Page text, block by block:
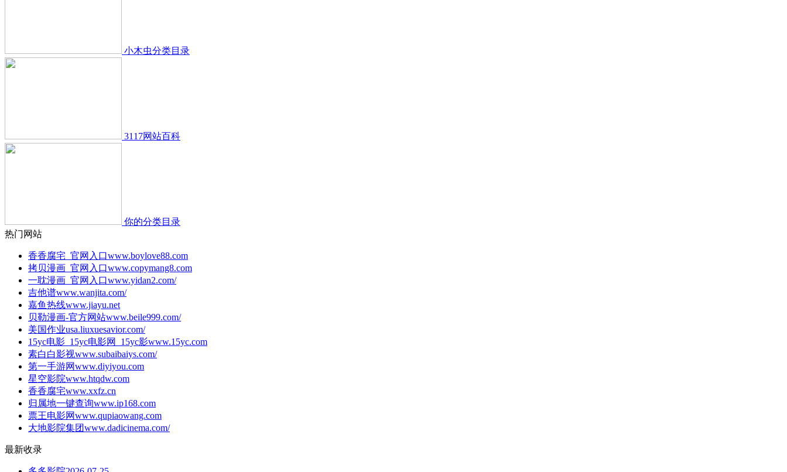
小木虫分类目录
3117网站百科
你的分类目录
热门网站
香香腐宅_官网入口www.boylove88.com
拷贝漫画_官网入口www.copymang8.com
一耽漫画_官网入口www.yidan2.com/
吉他谱www.wanjita.com/
嘉鱼热线www.jiayu.net
贝勒漫画-官方网站www.beile999.com/
美国作业usa.liuxuesavior.com/
15yc电影_15yc电影网_15yc影www.15yc.com
素白白影视www.subaibaiys.com/
第一手游网www.diyiyou.com
星空影院www.htqdw.com
香香腐宅www.xxfz.cn
归属地一键查询www.ip168.com
票王电影网www.qupiaowang.com
大地影院集团www.dadicinema.com/
最新收录